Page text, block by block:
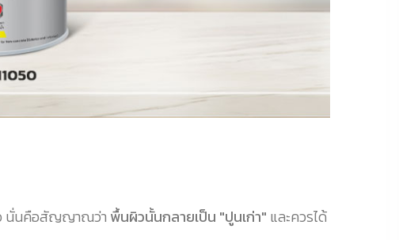
นั่นคือสัญญาณว่า พื้นผิวนั้นกลายเป็น "ปูนเก่า" และควรได้